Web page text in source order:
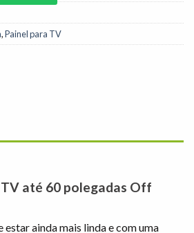
,Painel para TV
até 60 polegadas Off
estar ainda mais linda e com uma